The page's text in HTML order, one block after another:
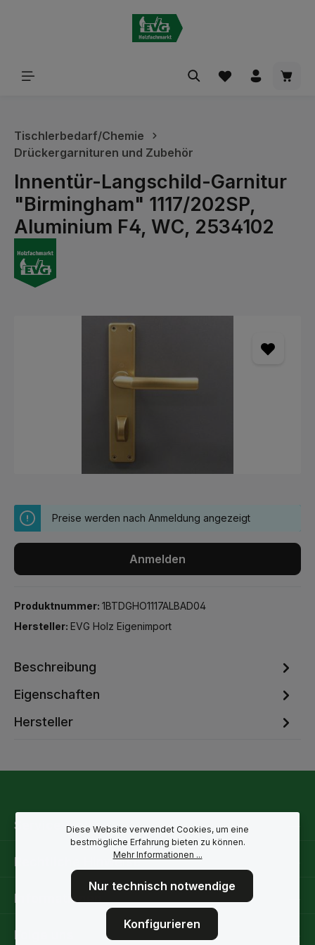
Tischlerbedarf/Chemie
Drückergarnituren und Zubehör
Innentür-Langschild-Garnitur
"Birmingham" 1117/202SP,
Aluminium F4, WC, 2534102
Bildergalerie überspringen
Preise werden nach Anmeldung angezeigt
Anmelden
Produktnummer: 1BTDGHO1117ALBAD04
Hersteller: EVG Holz Eigenimport
Beschreibung
Eigenschaften
Hersteller
Service-Hotline
Rechtliche Hinweise
Informationen
Folge uns
Diese Website verwendet Cookies, um eine
bestmögliche Erfahrung bieten zu können.
Mehr Informationen ...
Nur technisch notwendige
Konfigurieren